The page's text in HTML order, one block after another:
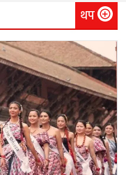
थप